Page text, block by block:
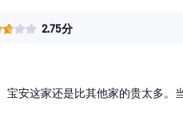
2.75分
宝安这家还是比其他家的贵太多